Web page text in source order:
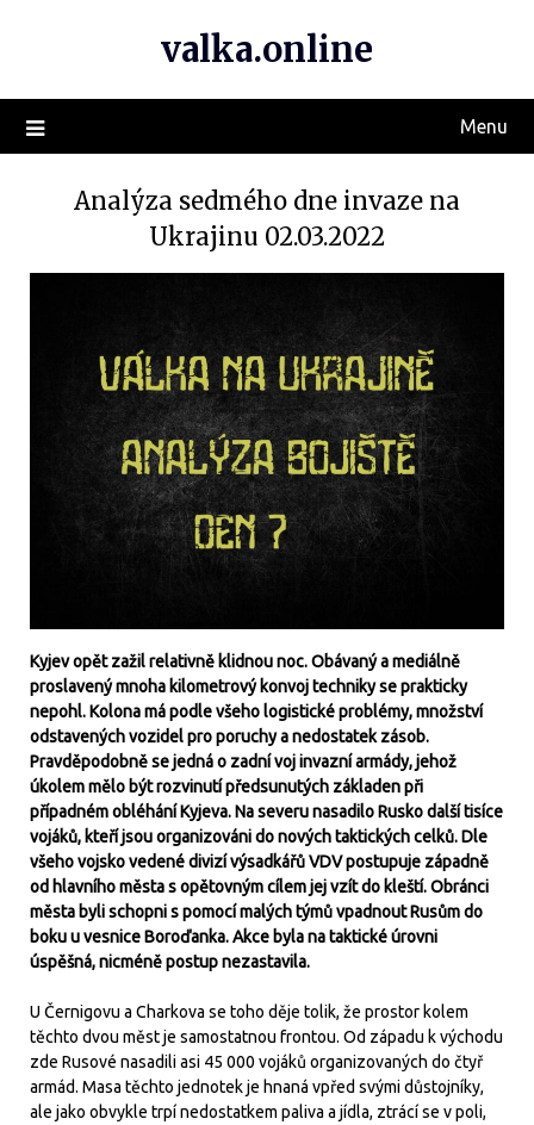
valka.online
Menu
Analýza sedmého dne invaze na
Ukrajinu 02.03.2022
Kyjev opět zažil relativně klidnou noc. Obávaný a mediálně
proslavený mnoha kilometrový konvoj techniky se prakticky
nepohl. Kolona má podle všeho logistické problémy, množství
odstavených vozidel pro poruchy a nedostatek zásob.
Pravděpodobně se jedná o zadní voj invazní armády, jehož
úkolem mělo být rozvinutí předsunutých základen při
případném obléhání Kyjeva. Na severu nasadilo Rusko další tisíce
vojáků, kteří jsou organizováni do nových taktických celků. Dle
všeho vojsko vedené divizí výsadkářů VDV postupuje západně
od hlavního města s opětovným cílem jej vzít do kleští. Obránci
města byli schopni s pomocí malých týmů vpadnout Rusům do
boku u vesnice Boroďanka. Akce byla na taktické úrovni
úspěšná, nicméně postup nezastavila.
U Černigovu a Charkova se toho děje tolik, že prostor kolem
těchto dvou měst je samostatnou frontou. Od západu k východu
zde Rusové nasadili asi 45 000 vojáků organizovaných do čtyř
armád. Masa těchto jednotek je hnaná vpřed svými důstojníky,
ale jako obvykle trpí nedostatkem paliva a jídla, ztrácí se v poli,